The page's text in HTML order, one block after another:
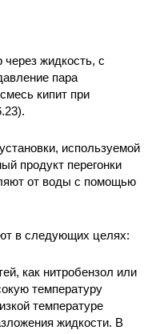
жидкость, с
пара
кипит при
используемой
продукт перегонки
от воды с помощью
в следующих целях:
как нитробензол или
температуру
температуре
жидкости. В